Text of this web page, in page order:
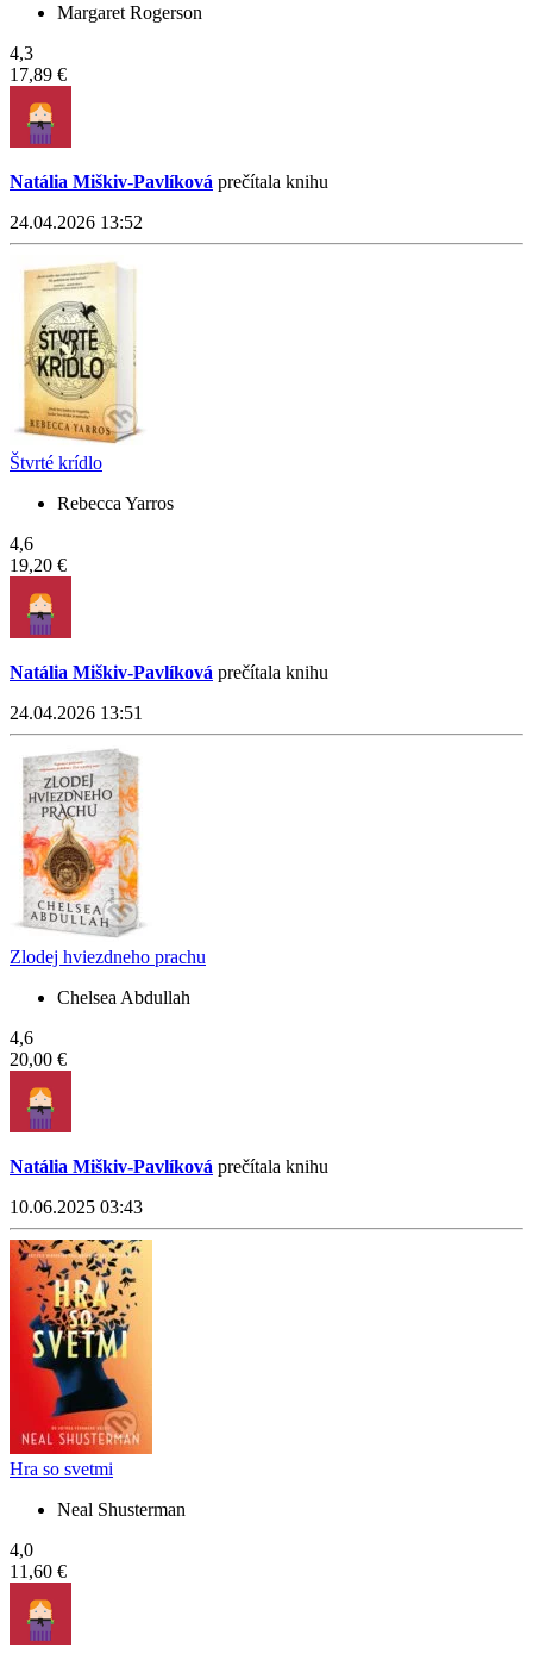
Margaret Rogerson
4,3
17,89 €
Natália Miškiv-Pavlíková prečítala knihu
24.04.2026 13:52
Štvrté krídlo
Rebecca Yarros
4,6
19,20 €
Natália Miškiv-Pavlíková prečítala knihu
24.04.2026 13:51
Zlodej hviezdneho prachu
Chelsea Abdullah
4,6
20,00 €
Natália Miškiv-Pavlíková prečítala knihu
10.06.2025 03:43
Hra so svetmi
Neal Shusterman
4,0
11,60 €